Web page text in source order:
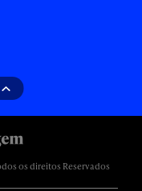
os direitos Reservados